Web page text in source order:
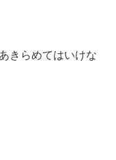
きらめてはいけな